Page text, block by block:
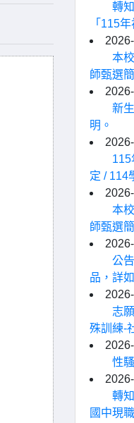
轉
「115
本
師甄選
新
明。
115
定 / 114
本
師甄選
公
品，詳
志
殊訓練-
性
轉
國中現